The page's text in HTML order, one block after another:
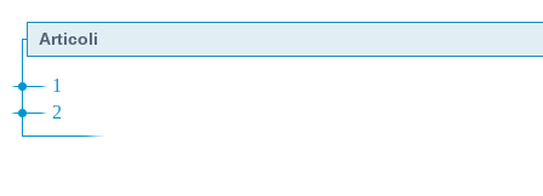
Articoli
1
2